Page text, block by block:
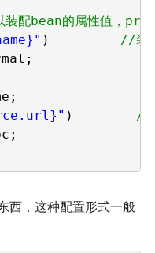
装配bean的属性值，
)
//
)
//
西，这种配置形式一般